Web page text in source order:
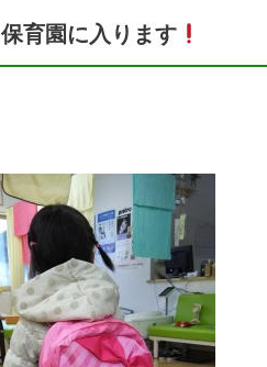
保育園に入ります